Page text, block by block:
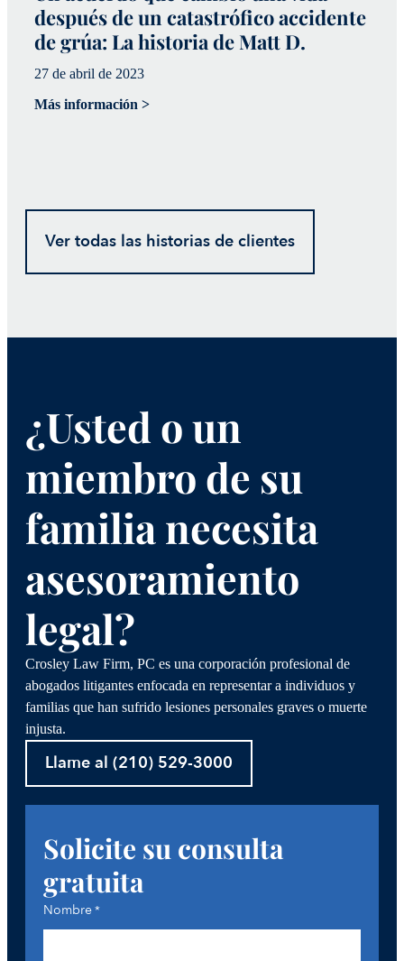
después de un catastrófico accidente
de grúa: La historia de Matt D.
27 de abril de 2023
Más información >
Ver todas las historias de clientes
¿Usted o un
miembro de su
familia necesita
asesoramiento
legal?
Crosley Law Firm, PC es una corporación profesional de
abogados litigantes enfocada en representar a individuos y
familias que han sufrido lesiones personales graves o muerte
injusta.
Llame al (210) 529-3000
Solicite su consulta
gratuita
Nombre*